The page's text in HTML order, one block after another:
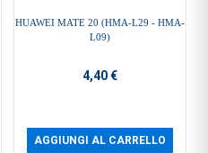
HUAWEI MATE 20 (HMA-L29 - HMA-
L09)
4,40 €
AGGIUNGI AL CARRELLO